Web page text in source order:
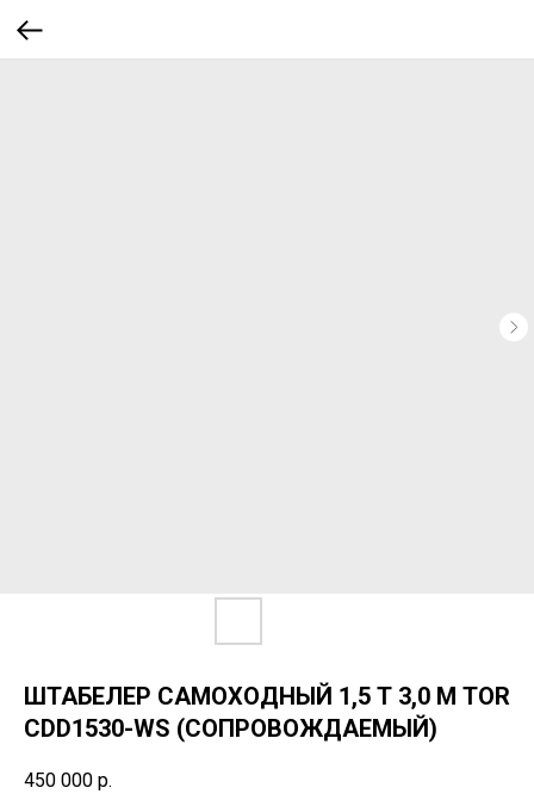
ШТАБЕЛЕР САМОХОДНЫЙ 1,5 Т 3,0 М TOR
CDD1530-WS (СОПРОВОЖДАЕМЫЙ)
450 000 р.